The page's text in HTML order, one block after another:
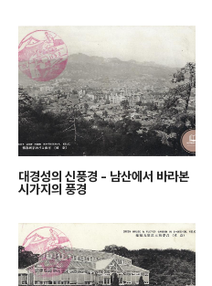
대경성의 신풍경 - 남산에서 바라본
시가지의 풍경